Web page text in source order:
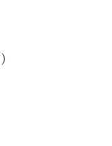
)